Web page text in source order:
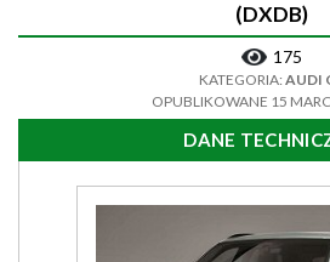
(DXDB)
175
KATEGORIA: AUDI
OPUBLIKOWANE 15
DANE